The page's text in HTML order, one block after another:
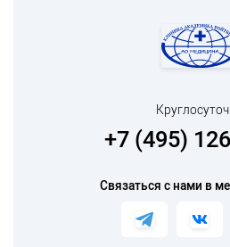
+7 (495)
Связаться с нами в